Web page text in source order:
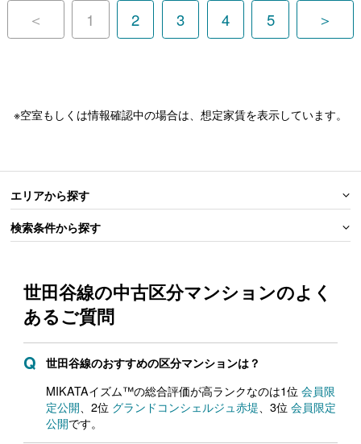
＜ 1 2 3 4 5 ＞
※空室もしくは情報確認中の場合は、想定家賃を表示しています。
エリアから探す
検索条件から探す
世田谷線の中古区分マンションのよく
あるご質問
世田谷線のおすすめの区分マンションは？
MIKATAイズム™の総合評価が高ランクなのは1位会員限
定公開 、2位 グランドコンシェルジュ赤堤 、3位会員限定
公開です。